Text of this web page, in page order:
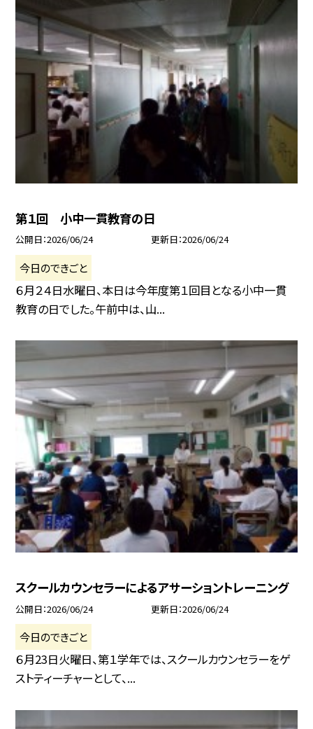
第１回 小中一貫教育の日
公開日 2026/06/24 更新日 2026/06/24
今日のできごと
６月２４日水曜日、本日は今年度第１回目となる小中一貫
教育の日でした。午前中は、山...
スクールカウンセラーによるアサーショントレーニング
公開日 2026/06/24 更新日 2026/06/24
今日のできごと
６月23日火曜日、第１学年では、スクールカウンセラーをゲ
ストティーチャーとして、...